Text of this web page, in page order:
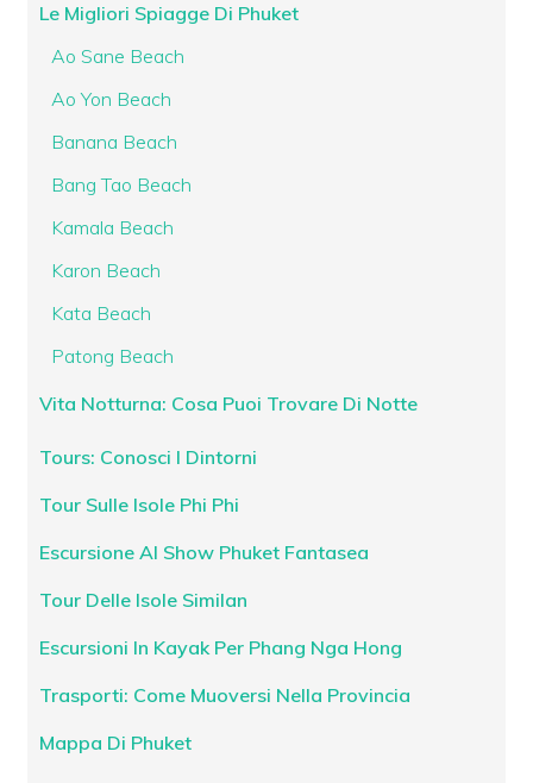
Le Migliori Spiagge Di Phuket
Ao Sane Beach
Ao Yon Beach
Banana Beach
Bang Tao Beach
Kamala Beach
Karon Beach
Kata Beach
Patong Beach
Vita Notturna: Cosa Puoi Trovare Di Notte
Tours: Conosci I Dintorni
Tour Sulle Isole Phi Phi
Escursione Al Show Phuket Fantasea
Tour Delle Isole Similan
Escursioni In Kayak Per Phang Nga Hong
Trasporti: Come Muoversi Nella Provincia
Mappa Di Phuket